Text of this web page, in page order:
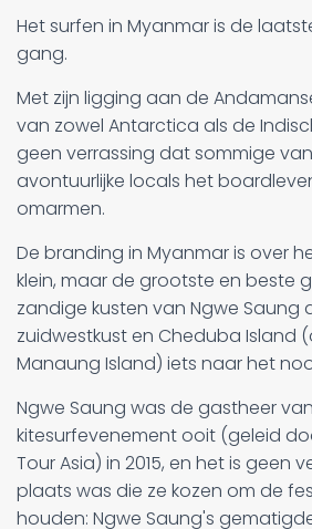
Het surfen in Myanmar is de
gang.
Met zijn ligging aan de
van zowel Antarctica als de
geen verrassing dat sommige
avontuurlijke locals het
omarmen.
De branding in Myanmar is over
klein, maar de grootste en beste
zandige kusten van Ngwe Saung
zuidwestkust en Cheduba Island
Manaung Island) iets naar het
Ngwe Saung was de gastheer
kitesurfevenement ooit (geleid
Tour Asia) in 2015, en het is geen
plaats was die ze kozen om de
houden: Ngwe Saung's